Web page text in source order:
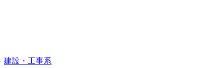
建設・工事系